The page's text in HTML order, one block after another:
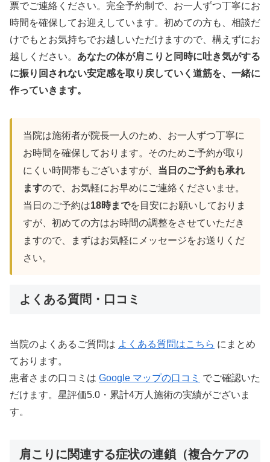
票でご連絡ください。完全予約制で、お一人ずつ丁寧にお
時間を確保してお迎えしています。初めての方も、相談だ
けでもとお気持ちでお越しいただけますので、構えずにお
越しください。 あなたの体が肩こりと同時に吐き気がする
に振り回されない安定感を取り戻していく道筋を、一緒に
作っていきます。
当院は施術者が院長一人のため、お一人ずつ丁寧に
お時間を確保しております。そのためご予約が取り
にくい時間帯もございますが、 当日のご予約も承れ
ますので、お気軽にお早めにご連絡くださいませ。
当日のご予約は18時までを目安にお願いしておりま
すが、初めての方はお時間の調整をさせていただき
ますので、まずはお気軽にメッセージをお送りくだ
さい。
よくある質問・口コミ
当院のよくあるご質問は よくある質問はこちら にまとめ
ております。
患者さまの口コミは Google マップの口コミ でご確認いた
だけます。星評価5.0・累計4万人施術の実績がございま
す。
肩こりに関連する症状の連鎖（複合ケアの